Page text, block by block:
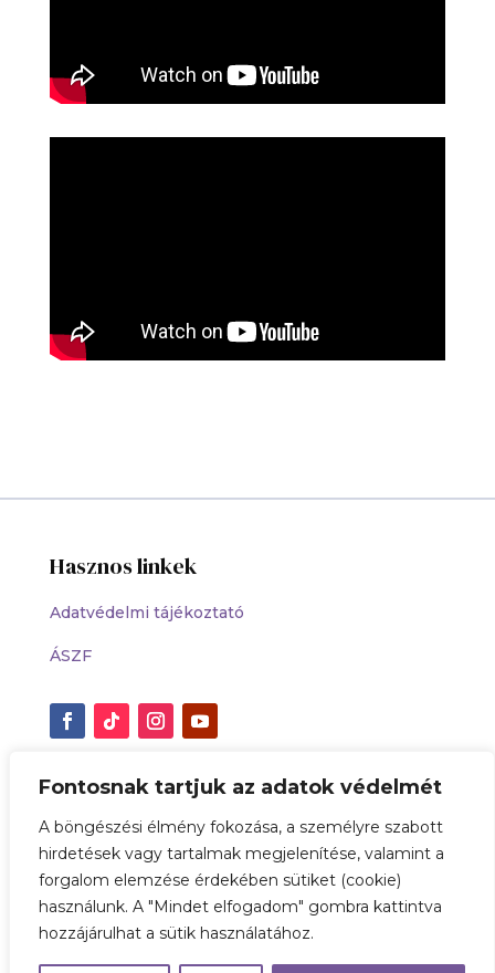
Fontosnak tartjuk az adatok védelmét
A böngészési élmény fokozása, a személyre szabott
hirdetések vagy tartalmak megjelenítése, valamint a
forgalom elemzése érdekében sütiket (cookie)
használunk. A "Mindet elfogadom" gombra kattintva
hozzájárulhat a sütik használatához.
Hasznos linkek
Adatvédelmi tájékoztató
ÁSZF
Az online fizetést a SimplePay biztosítja.